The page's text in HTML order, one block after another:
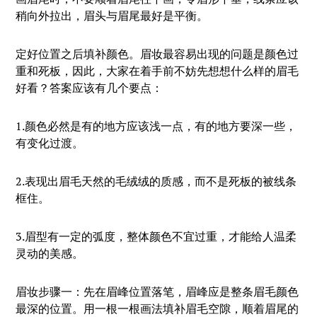
稍向外拉出，眉头与眉尾最好是平衡。
定好位置之后填补颜色。眉妆最容易出现的问题是颜色过
重和死板，因此，大家在着手前不妨先想想什么样的眉毛
好看？答案应该有几个要点：
1.颜色必然是有的地方应该浅一点，有的地方要深一些，
有变化过渡。
2.表现出眉毛天然的毛绒绒的质感，而不是死板的被线条
框住。
3.眉型有一定的弧度，整体颜色不宜过重，才能给人温柔
灵动的美感。
眉妆步骤一：先在眉峰位置落笔，眉峰应是整条眉毛颜色
最深的位置。用一根一根画法填补眉毛空隙，顺着眉尾的